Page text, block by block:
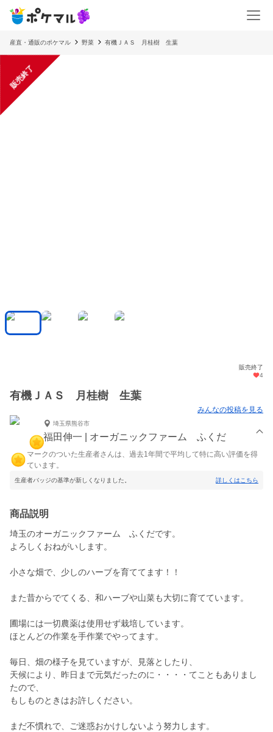
産直・通販のポケマル 野菜 有機ＪＡＳ 月桂樹 生葉
販売終了
販売終了
4
有機ＪＡＳ 月桂樹 生葉
みんなの投稿を見る
埼玉県熊谷市
福田伸一 | オーガニックファーム ふくだ
マークのついた生産者さんは、過去1年間で平均して特に高い評価を得
ています。
生産者バッジの基準が新しくなりました。 詳しくはこちら
商品説明
埼玉のオーガニックファーム ふくだです。
よろしくおねがいします。
小さな畑で、少しのハーブを育ててます！！
また昔からでてくる、和ハーブや山菜も大切に育てています。
圃場には一切農薬は使用せず栽培しています。
ほとんどの作業を手作業でやってます。
毎日、畑の様子を見ていますが、見落としたり、
天候により、昨日まで元気だったのに・・・・てこともありまし
たので、
もしものときはお許しください。
まだ不慣れで、ご迷惑おかけしないよう努力します。